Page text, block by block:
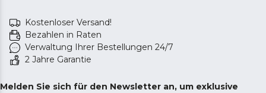
Kostenloser Versand!
Bezahlen in Raten
Verwaltung Ihrer Bestellungen 24/7
2 Jahre Garantie
Melden Sie sich für den Newsletter an, um exklusive